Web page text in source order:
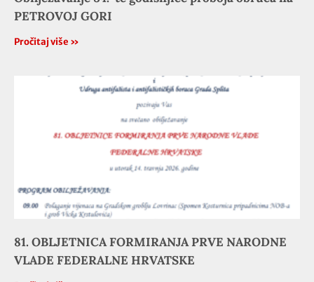
PETROVOJ GORI
Pročitaj više »
81. OBLJETNICA FORMIRANJA PRVE NARODNE
VLADE FEDERALNE HRVATSKE